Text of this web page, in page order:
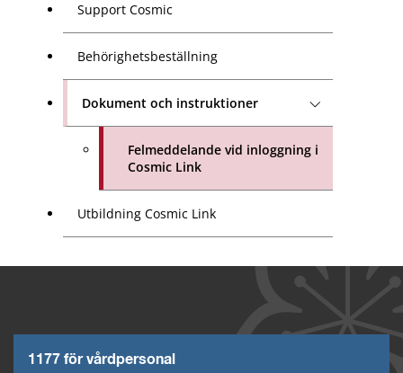
Support Cosmic
Behörighetsbeställning
Dokument och instruktioner
Felmeddelande vid inloggning i
Cosmic Link
Utbildning Cosmic Link
1177 för vårdpersonal